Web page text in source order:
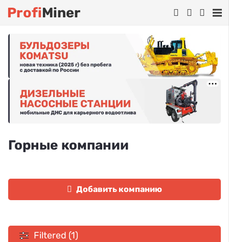
ProfiMiner
Горные компании
Добавить компанию
Filtered (1)